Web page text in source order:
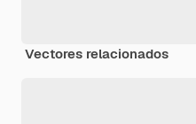
Vectores relacionados